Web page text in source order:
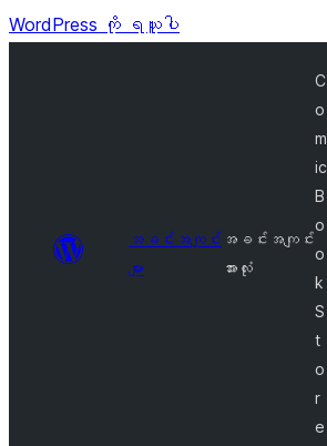
WordPress ကို ရယူပါ
အခင်းအကျင်း
များ
အခင်းအကျင်း
အားလုံး
C
o
m
ic
B
o
o
k
S
t
o
r
e